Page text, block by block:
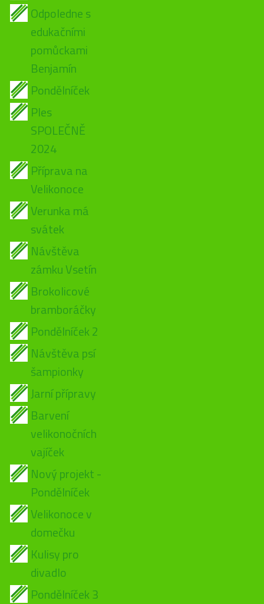
Odpoledne s
edukačními
pomůckami
Benjamín
Pondělníček
Ples
SPOLEČNĚ
2024
Příprava na
Velikonoce
Verunka má
svátek
Návštěva
zámku Vsetín
Brokolicové
bramboráčky
Pondělníček 2
Návštěva psí
šampionky
Jarní přípravy
Barvení
velikonočních
vajíček
Nový projekt -
Pondělníček
Velikonoce v
domečku
Kulisy pro
divadlo
Pondělníček 3